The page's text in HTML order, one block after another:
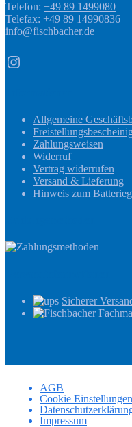
Telefon: +49 89 1499080
Telefax: +49 89 14990836
info@fischbacher.de
Instagram
Allgemeine
Zahlungsweisen
Widerruf
Vertrag widerrufen
Versand & Lieferung
Hinweis zum
Sicherer
AGB
Cookie Einstellungen
Impressum